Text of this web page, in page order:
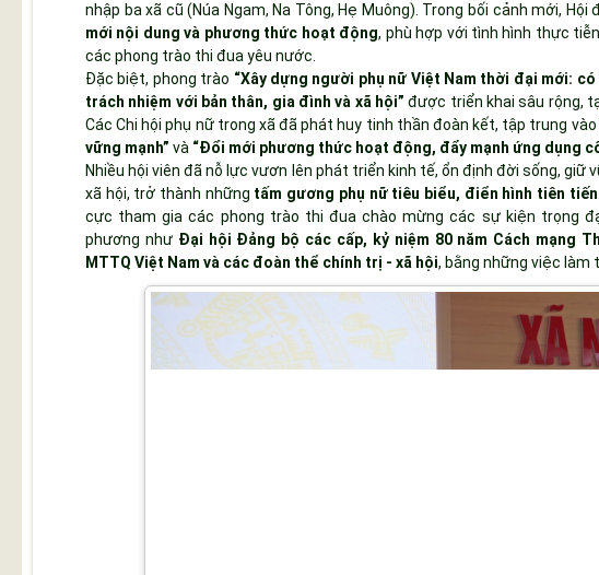
nhập ba xã cũ (Núa Ngam, Na Tông, Hẹ Muông). Trong bối cảnh mới, Hội
mới nội dung và phương thức hoạt động, phù hợp với tình hình thực
các phong trào thi đua yêu nước.
Đặc biệt, phong trào “Xây dựng người phụ nữ Việt Nam thời đại mới:
trách nhiệm với bản thân, gia đình và xã hội” được triển khai sâu rộng,
Các Chi hội phụ nữ trong xã đã phát huy tinh thần đoàn kết, tập trung
vững mạnh” và “Đổi mới phương thức hoạt động, đẩy mạnh ứng dụng
Nhiều hội viên đã nỗ lực vươn lên phát triển kinh tế, ổn định đời sống, giữ
xã hội, trở thành những tấm gương phụ nữ tiêu biểu, điển hình tiên tiến
cực tham gia các phong trào thi đua chào mừng các sự kiện trọng
phương như Đại hội Đảng bộ các cấp, kỷ niệm 80 năm Cách mạng
MTTQ Việt Nam và các đoàn thể chính trị - xã hội, bằng những việc làm